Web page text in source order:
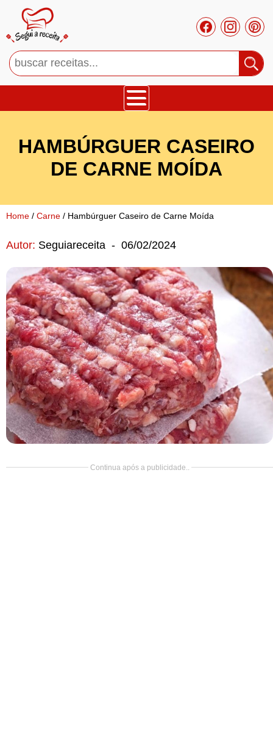
Cupcakes
Salgado
Doce
Pão
Salada
Almoço
Cocada
HAMBÚRGUER CASEIRO
DE CARNE MOÍDA
Home / Carne / Hambúrguer Caseiro de Carne Moída
Autor: Seguiareceita - 06/02/2024
Continua após a publicidade..